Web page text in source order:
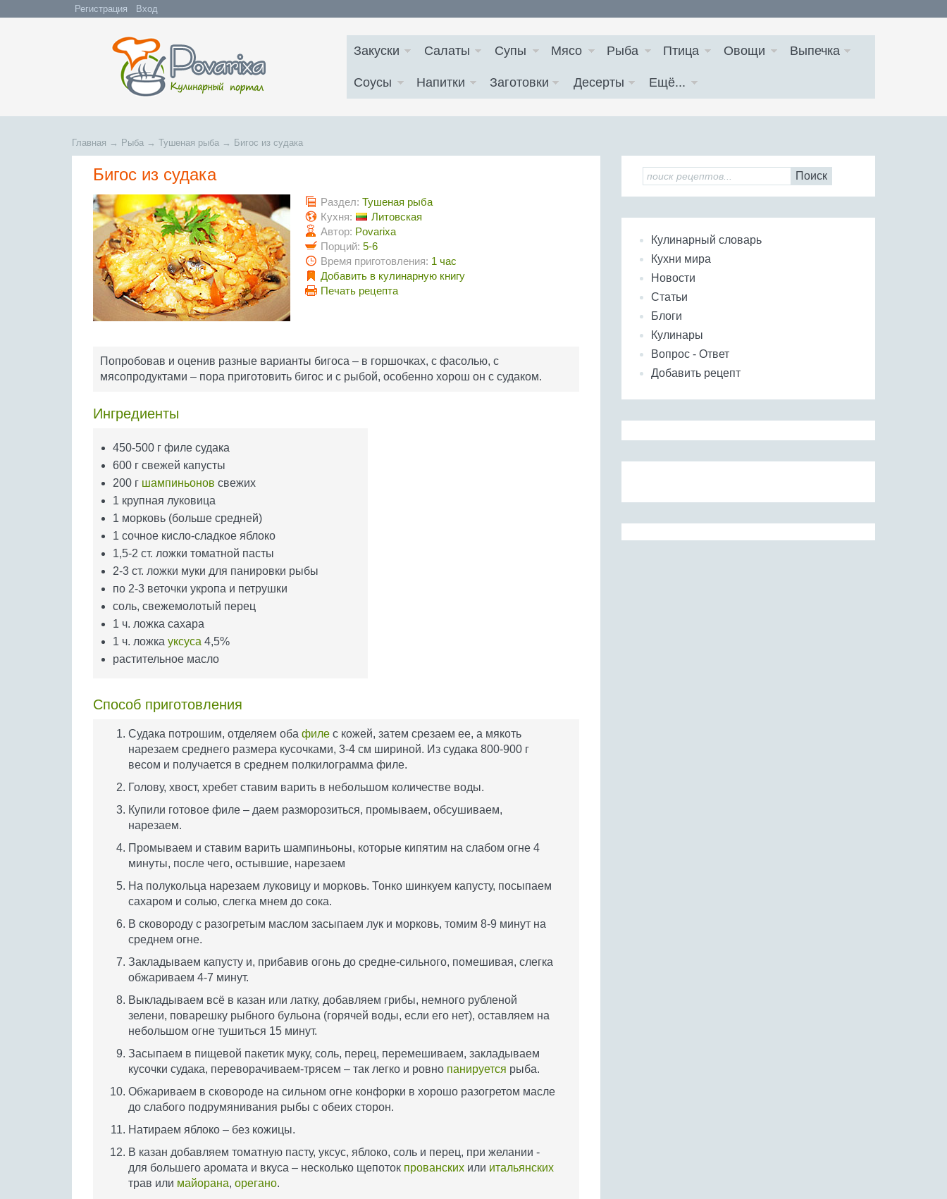
Регистрация Вход
Закуски Салаты Супы Мясо Рыба Птица Овощи Выпечка
Соусы Напитки Заготовки Десерты Ещё...
Главная → Рыба → Тушеная рыба → Бигос из судака
Бигос из судака
Раздел: Тушеная рыба
Кухня:
Литовская
Автор: Povarixa
Порций: 5-6
Время приготовления: 1 час
Добавить в кулинарную книгу
Печать рецепта
Попробовав и оценив разные варианты бигоса – в горшочках, с фасолью, с
мясопродуктами – пора приготовить бигос и с рыбой, особенно хорош он с судаком.
Ингредиенты
450-500 г филе судака
600 г свежей капусты
200 г шампиньонов свежих
1 крупная луковица
1 морковь (больше средней)
1 сочное кисло-сладкое яблоко
1,5-2 ст. ложки томатной пасты
2-3 ст. ложки муки для панировки рыбы
по 2-3 веточки укропа и петрушки
соль, свежемолотый перец
1 ч. ложка сахара
1 ч. ложка уксуса 4,5%
растительное масло
Способ приготовления
Судака потрошим, отделяем оба филе с кожей, затем срезаем ее, а мякоть
нарезаем среднего размера кусочками, 3-4 см шириной. Из судака 800-900 г
весом и получается в среднем полкилограмма филе.
Голову, хвост, хребет ставим варить в небольшом количестве воды.
Купили готовое филе – даем разморозиться, промываем, обсушиваем,
нарезаем.
Промываем и ставим варить шампиньоны, которые кипятим на слабом огне 4
минуты, после чего, остывшие, нарезаем
На полукольца нарезаем луковицу и морковь. Тонко шинкуем капусту, посыпаем
сахаром и солью, слегка мнем до сока.
В сковороду с разогретым маслом засыпаем лук и морковь, томим 8-9 минут на
среднем огне.
Закладываем капусту и, прибавив огонь до средне-сильного, помешивая, слегка
обжариваем 4-7 минут.
Выкладываем всё в казан или латку, добавляем грибы, немного рубленой
зелени, поварешку рыбного бульона (горячей воды, если его нет), оставляем на
небольшом огне тушиться 15 минут.
Засыпаем в пищевой пакетик муку, соль, перец, перемешиваем, закладываем
кусочки судака, переворачиваем-трясем – так легко и ровно панируется рыба.
Обжариваем в сковороде на сильном огне конфорки в хорошо разогретом масле
до слабого подрумянивания рыбы с обеих сторон.
Натираем яблоко – без кожицы.
В казан добавляем томатную пасту, уксус, яблоко, соль и перец, при желании -
для большего аромата и вкуса – несколько щепоток прованских или итальянских
трав или майорана, орегано.
Поиск
Кулинарный словарь
Кухни мира
Новости
Статьи
Блоги
Кулинары
Вопрос - Ответ
Добавить рецепт